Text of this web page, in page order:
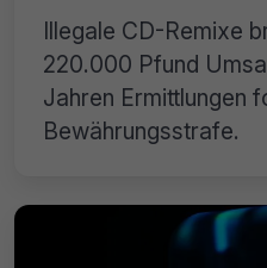
Illegale CD-Remixe
220.000 Pfund
Jahren Ermittlungen
Bewährungsstrafe.